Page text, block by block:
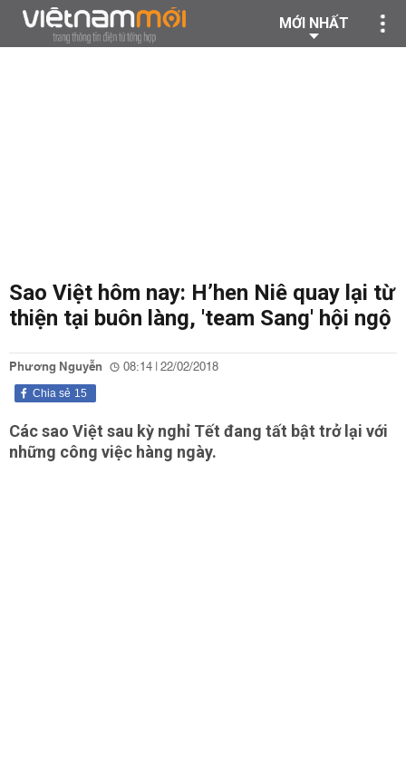
MỚI NHẤT
Sao Việt hôm nay: H’hen Niê quay lại từ
thiện tại buôn làng, 'team Sang' hội ngộ
Phương Nguyễn 08:14 | 22/02/2018
15
Chia sẻ
Các sao Việt sau kỳ nghỉ Tết đang tất bật trở lại với
những công việc hàng ngày.